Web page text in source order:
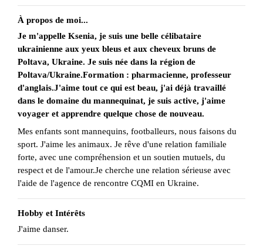
À propos de moi...
Je m'appelle Ksenia, je suis une belle célibataire
ukrainienne aux yeux bleus et aux cheveux bruns de
Poltava, Ukraine. Je suis née dans la région de
Poltava/Ukraine.Formation : pharmacienne, professeur
d'anglais.J'aime tout ce qui est beau, j'ai déjà travaillé
dans le domaine du mannequinat, je suis active, j'aime
voyager et apprendre quelque chose de nouveau.
Mes enfants sont mannequins, footballeurs, nous faisons du
sport. J'aime les animaux. Je rêve d'une relation familiale
forte, avec une compréhension et un soutien mutuels, du
respect et de l'amour.Je cherche une relation sérieuse avec
l'aide de l'agence de rencontre CQMI en Ukraine.
Hobby et Intérêts
J'aime danser.